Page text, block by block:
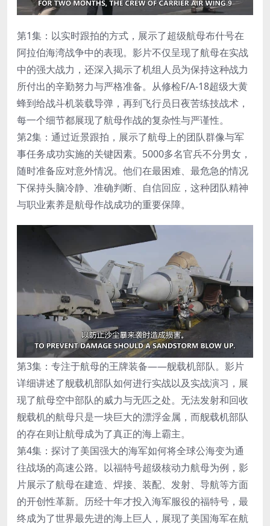
第1集：以实时跟拍的方式，展示了超级航母布什号在
阿拉伯海湾战争中的表现。影片不仅呈现了航母在实战
中的强大战力，还深入揭示了机组人员为保持这种战力
所付出的辛勤努力与严格准备。从修检F/A-18超级大黄
蜂到给战斗机装载导弹，再到飞行员日夜苦练技战术，
每一个细节都展现了航母作战的复杂性与严谨性。
第2集：通过近景跟拍，展示了航母上的团队群像与军
事任务成功实施的关键因素。5000多名官兵不分男女，
随时准备应对意外情况。他们在最困难、最危急的情况
下保持头脑冷静、准确判断、自信回应，这种团队精神
与职业素养是航母作战成功的重要保障。
第3集：专注于航母的王牌装备——舰载机部队。影片
详细讲述了舰载机部队如何进行实战以及实战演习，展
现了航母空中部队的威力与无匹之处。无法发射和回收
舰载机的航母只是一块巨大的漂浮金属，而舰载机部队
的存在则让航母成为了真正的海上霸主。
第4集：探讨了美国强大的海军如何将全球公海变为通
往战场的高速公路。以福特号超级核动力航母为例，影
片展示了航母在建造、焊接、装配、发射、导航等方面
的开创性革新。历经十年才投入海军服役的福特号，最
终成为了世界最先进的海上巨人，展现了美国海军在航